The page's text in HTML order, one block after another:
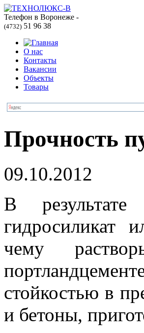
Телефон в Воронеже -
(4732) 51 96 38
О нас
Контакты
Вакансии
Объекты
Товары
Прочность
09.10.2012
В результате
гидросиликат
чему
стойкостью в
и бетоны,